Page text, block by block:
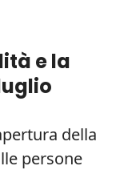
e la
della
persone